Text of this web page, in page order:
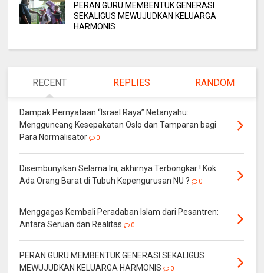
PERAN GURU MEMBENTUK GENERASI
SEKALIGUS MEWUJUDKAN KELUARGA
HARMONIS
RECENT REPLIES RANDOM
Dampak Pernyataan “Israel Raya” Netanyahu:
Mengguncang Kesepakatan Oslo dan Tamparan bagi
Para Normalisator
0
Disembunyikan Selama Ini, akhirnya Terbongkar ! Kok
Ada Orang Barat di Tubuh Kepengurusan NU ?
0
Menggagas Kembali Peradaban Islam dari Pesantren:
Antara Seruan dan Realitas
0
PERAN GURU MEMBENTUK GENERASI SEKALIGUS
MEWUJUDKAN KELUARGA HARMONIS
0